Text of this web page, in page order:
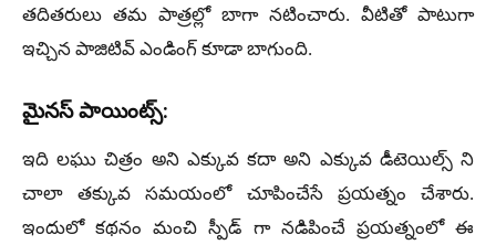
తదితరులు తమ పాత్రల్లో బాగా నటించారు. వీటితో పాటుగా
ఇచ్చిన పాజిటివ్ ఎండింగ్ కూడా బాగుంది.
మైనస్ పాయింట్స్:
ఇది లఘు చిత్రం అని ఎక్కువ కదా అని ఎక్కువ డీటెయిల్స్ ని
చాలా తక్కువ సమయంలో చూపించేసే ప్రయత్నం చేశారు.
ఇందులో కథనం మంచి స్పీడ్ గా నడిపించే ప్రయత్నంలో ఈ